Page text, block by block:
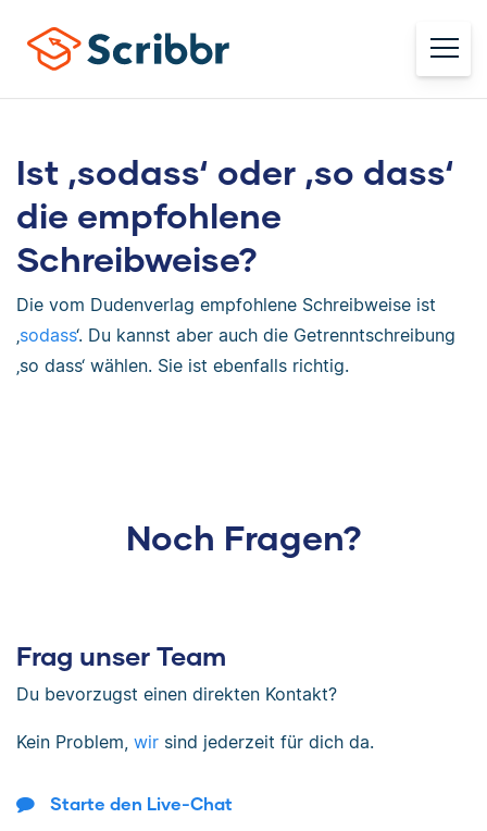
Ist ‚sodass‘ oder ‚so dass‘
die empfohlene
Schreibweise?
Die vom Dudenverlag empfohlene Schreibweise ist
‚sodass‘. Du kannst aber auch die Getrenntschreibung
‚so dass‘ wählen. Sie ist ebenfalls richtig.
Noch Fragen?
Frag unser Team
Du bevorzugst einen direkten Kontakt?
Kein Problem, wir sind jederzeit für dich da.
Starte den Live-Chat